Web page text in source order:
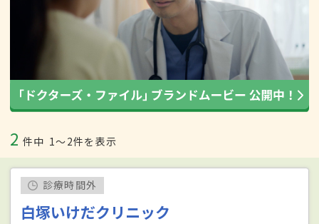
2 件中 1〜2件を表示
診療時間外
白塚いけだクリニック